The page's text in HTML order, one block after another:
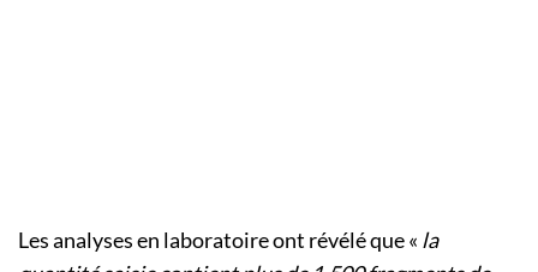
Les analyses en laboratoire ont révélé que « la